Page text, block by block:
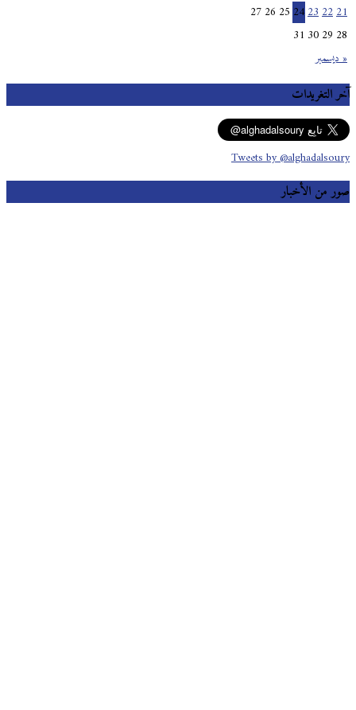
« ديسمبر
21
22
23
24
25
26
27
28
29
30
31
آخر التغريدات
Tweets by @alghadalsoury
صور من الأخبار